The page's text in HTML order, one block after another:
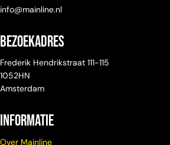
info@mainline.nl
Bezoekadres
Frederik Hendrikstraat 111-115
1052HN
Amsterdam
Informatie
Over Mainline